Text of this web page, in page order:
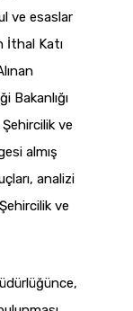
ve esaslar
İthal Katı
Bakanlığı
ve
almış
analizi
ve